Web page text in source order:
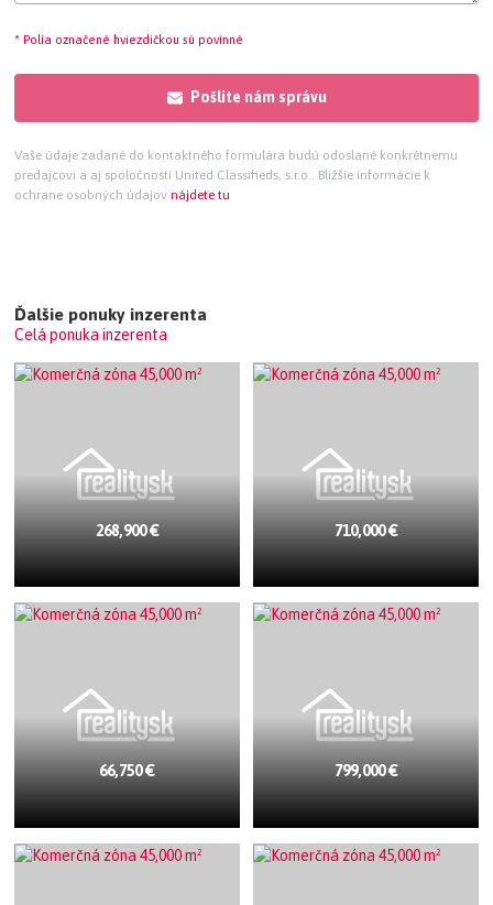
* Polia označené hviezdičkou sú povinné
Pošlite nám správu
Vaše údaje zadané do kontaktného formulára budú odoslané konkrétnemu
predajcovi a aj spoločnosti United Classifieds, s.r.o.. Bližšie informácie k
ochrane osobných údajov nájdete tu
Ďalšie ponuky inzerenta
Celá ponuka inzerenta
268,900 € 710,000 €
66,750 € 799,000 €